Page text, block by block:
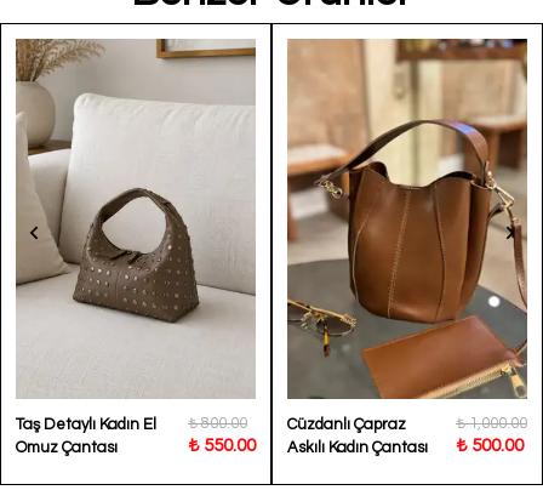
Taş Detaylı Kadın El
Omuz Çantası
₺ 800.00
₺ 550.00
Cüzdanlı Çapraz
Askılı Kadın Çantası
₺ 1,000.00
₺ 500.00